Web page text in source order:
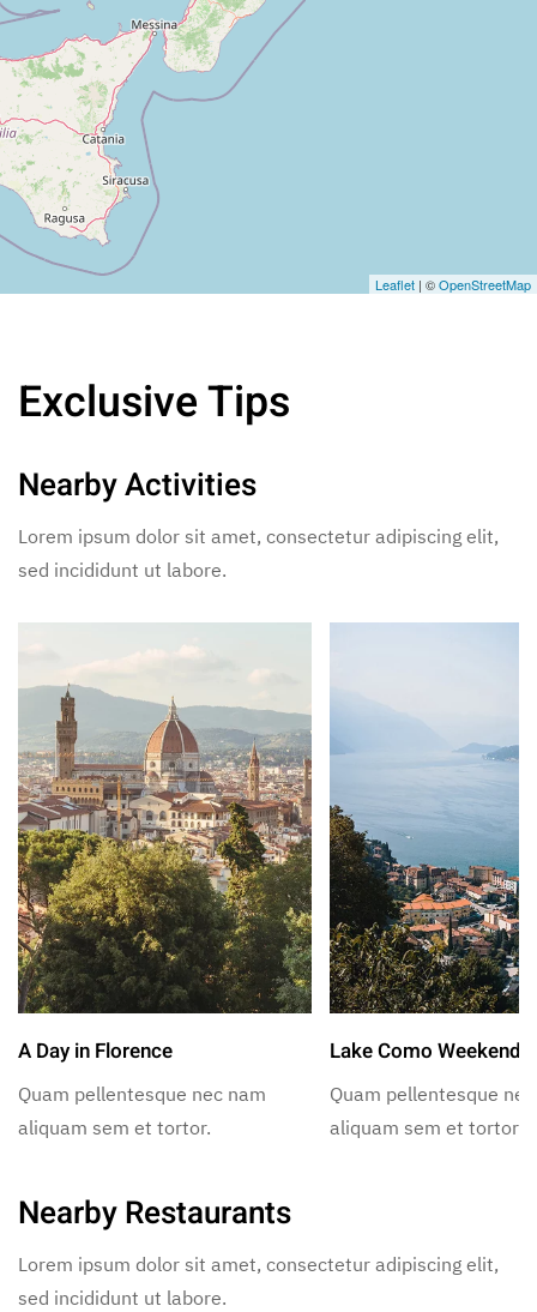
Leaflet | ©OpenStreetMap
Exclusive Tips
Nearby Activities
Lorem ipsum dolor sit amet, consectetur adipiscing elit,
sed incididunt ut labore.
A Day in Florence
Quam pellentesque nec nam
aliquam sem et tortor.
Lake Como Weekend
Quam pellentesque
aliquam sem et tortor.
Nearby Restaurants
Lorem ipsum dolor sit amet, consectetur adipiscing elit,
sed incididunt ut labore.